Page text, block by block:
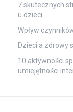
7 skutecznych
u dzieci
Wpływ
Dzieci a zdrowy
10 aktywności
umiejętności